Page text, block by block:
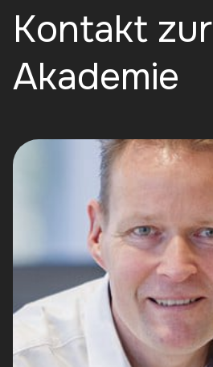
Kontakt zur
Akademie